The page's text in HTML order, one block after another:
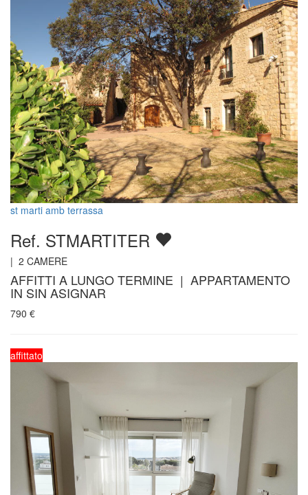
st marti amb terrassa
Ref. STMARTITER
| 2 CAMERE
AFFITTI A LUNGO TERMINE | APPARTAMENTO
IN SIN ASIGNAR
790 €
affittato